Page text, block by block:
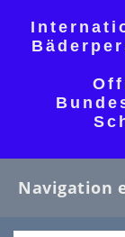
Navigation